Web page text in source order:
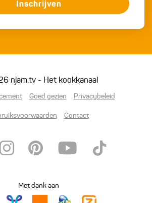
Inschrijven
njam.tv - Het kookkanaal
Goed gezien Privacybeleid
Contact
Met dank aan